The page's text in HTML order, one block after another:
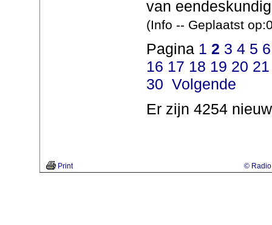
van
(Info -- Geplaatst
Pagina 1 2 3 4 5 6
16 17 18 19 20 21
30 Volgende
Er zijn 4254
Print © Radio